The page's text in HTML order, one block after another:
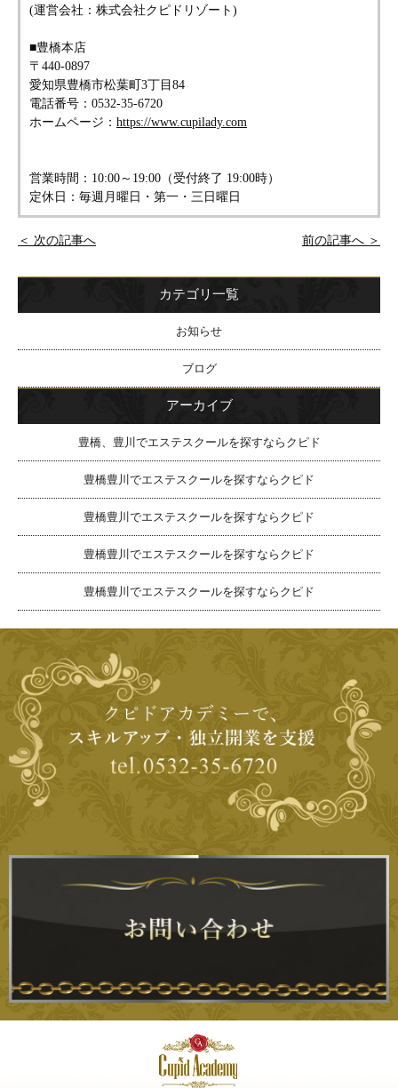
(運営会社：株式会社クピドリゾート)
■豊橋本店
〒440-0897
愛知県豊橋市松葉町3丁目84
電話番号：0532-35-6720
ホームページ： https://www.cupilady.com
営業時間：10:00～19:00（受付終了 19:00時）
定休日：毎週月曜日・第一・三日曜日
＜ 次の記事へ 前の記事へ ＞
カテゴリ一覧
お知らせ
ブログ
アーカイブ
豊橋、豊川でエステスクールを探すならクピド
豊橋豊川でエステスクールを探すならクピド
豊橋豊川でエステスクールを探すならクピド
豊橋豊川でエステスクールを探すならクピド
豊橋豊川でエステスクールを探すならクピド